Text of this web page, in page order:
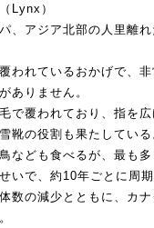
Lynx）
、アジア北部の人里離
われているおかげで、
ありません。
で覆われており、指を
靴の役割も果たしている
なども食べるが、最も
いで、約10年ごとに周
数の減少とともに、カ